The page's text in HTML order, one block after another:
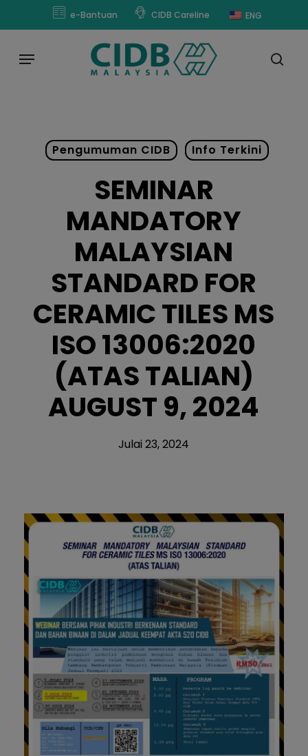
content
e-Bantuan CIDB Careline ENG
Menu
Pengumuman CIDB Info Terkini
SEMINAR
MANDATORY
MALAYSIAN
STANDARD FOR
CERAMIC TILES MS
ISO 13006:2020
(ATAS TALIAN)
AUGUST 9, 2024
Julai 23, 2024